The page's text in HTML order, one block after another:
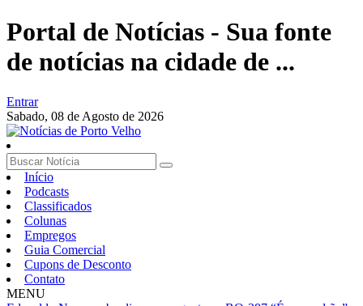
Portal de Notícias - Sua fonte
de notícias na cidade de ...
Entrar
Sabado, 08 de Agosto de 2026
Início
Podcasts
Classificados
Colunas
Empregos
Guia Comercial
Cupons de Desconto
Contato
MENU